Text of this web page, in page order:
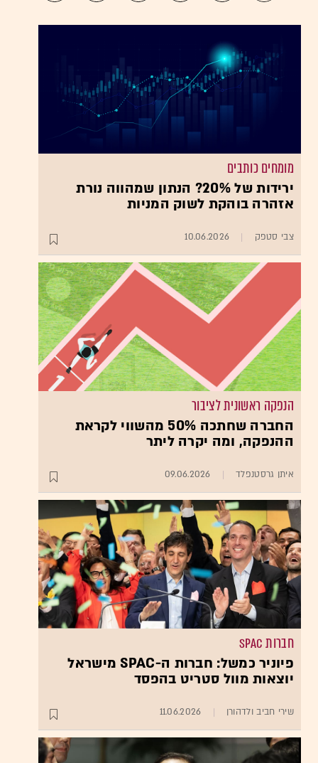
מומחים כותבים
ירידות של 20%? הנתון שמהווה נורת
אזהרה בוהקת לשוק המניות
צבי סטפק 10.06.2026
הנפקה ראשונית לציבור
החברה שחתכה 50% מהשווי לקראת
ההנפקה, ומה יקרה ליתר
איתן גרסטנפלד 09.06.2026
חברות SPAC
פיוניר כמשל: חברות ה-SPAC מישראל
יוצאות מוול סטריט בהפסד
שירי חביב ולדהורן 11.06.2026